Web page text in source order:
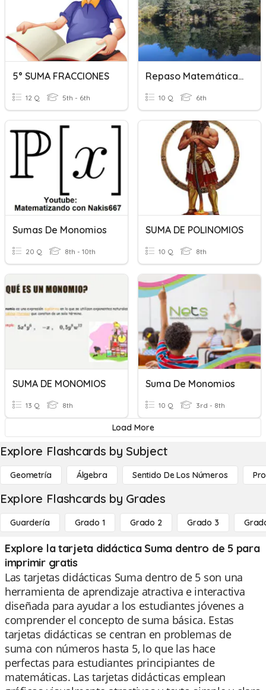
5° SUMA FRACCIONES
12 Q 5th - 6th
Repaso Matemáticas 6º Primaria
10 Q 6th
Sumas De Monomios
20 Q 8th - 10th
SUMA DE POLINOMIOS
10 Q 8th
SUMA DE MONOMIOS
13 Q 8th
Suma De Monomios
10 Q 3rd - 8th
Load More
Explore Flashcards by Subject
Geometría Álgebra Sentido De Los Números
Explore Flashcards by Grades
Guardería Grado 1 Grado 2 Grado 3
Explore la tarjeta didáctica Suma dentro de 5 para
imprimir gratis
Las tarjetas didácticas Suma dentro de 5 son una
herramienta de aprendizaje atractiva e interactiva
diseñada para ayudar a los estudiantes jóvenes a
comprender el concepto de suma básica. Estas
tarjetas didácticas se centran en problemas de
suma con números hasta 5, lo que las hace
perfectas para estudiantes principiantes de
matemáticas. Las tarjetas didácticas emplean